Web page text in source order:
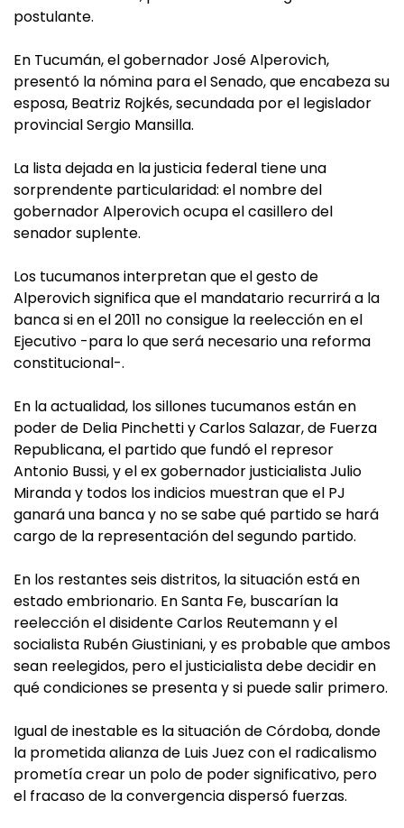
postulante.
En Tucumán, el gobernador José Alperovich,
presentó la nómina para el Senado, que encabeza su
esposa, Beatriz Rojkés, secundada por el legislador
provincial Sergio Mansilla.
La lista dejada en la justicia federal tiene una
sorprendente particularidad: el nombre del
gobernador Alperovich ocupa el casillero del
senador suplente.
Los tucumanos interpretan que el gesto de
Alperovich significa que el mandatario recurrirá a la
banca si en el 2011 no consigue la reelección en el
Ejecutivo -para lo que será necesario una reforma
constitucional-.
En la actualidad, los sillones tucumanos están en
poder de Delia Pinchetti y Carlos Salazar, de Fuerza
Republicana, el partido que fundó el represor
Antonio Bussi, y el ex gobernador justicialista Julio
Miranda y todos los indicios muestran que el PJ
ganará una banca y no se sabe qué partido se hará
cargo de la representación del segundo partido.
En los restantes seis distritos, la situación está en
estado embrionario. En Santa Fe, buscarían la
reelección el disidente Carlos Reutemann y el
socialista Rubén Giustiniani, y es probable que ambos
sean reelegidos, pero el justicialista debe decidir en
qué condiciones se presenta y si puede salir primero.
Igual de inestable es la situación de Córdoba, donde
la prometida alianza de Luis Juez con el radicalismo
prometía crear un polo de poder significativo, pero
el fracaso de la convergencia dispersó fuerzas.